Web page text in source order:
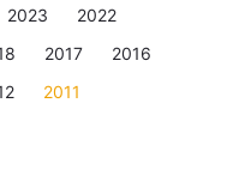
2023
2022
2017
2016
2011